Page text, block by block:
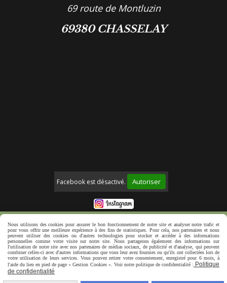
69 route de Montluzin
69380 CHASSELAY
Facebook est désactivé. Autoriser
Mentions Légales
Politique de confidentialité
Créer un site web
Nous utilisons des cookies pour assurer le bon fonctionnement de notre site et analyser notre trafic et
pour vous offrir une meilleure expérience à des fins de statistiques. Pour cela, nos partenaires et nous
peuvent utiliser des cookies ou d'autres technologies pour stocker et accéder à des informations
personnelles comme votre visite sur notre site. Nous partageons également des informations sur
l'utilisation de notre site avec nos partenaires de médias sociaux, de publicité et d'analyse, qui peuvent
combiner celles-ci avec d'autres informations que vous leur avez fournies ou qu'ils ont collectées lors de
votre utilisation de leurs services. Vous pouvez retirer votre consentement, enregistré pour 6 mois, à
l'aide du lien en pied de page « Gestion Cookies ». Voir notre politique de confidentialité : Politique
de confidentialité